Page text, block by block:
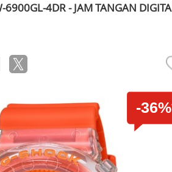
6900GL-4DR - JAM TANGAN
-